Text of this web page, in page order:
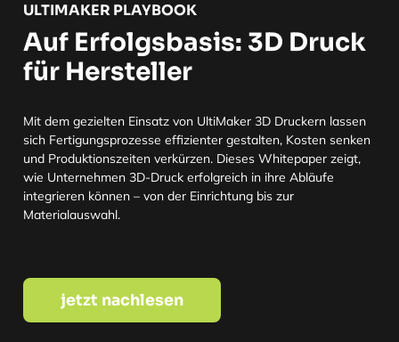
ULTIMAKER PLAYBOOK
Auf Erfolgsbasis: 3D Druck
für Hersteller
Mit dem gezielten Einsatz von UltiMaker 3D Druckern lassen
sich Fertigungsprozesse effizienter gestalten, Kosten senken
und Produktionszeiten verkürzen. Dieses Whitepaper zeigt,
wie Unternehmen 3D-Druck erfolgreich in ihre Abläufe
integrieren können – von der Einrichtung bis zur
Materialauswahl.
jetzt nachlesen